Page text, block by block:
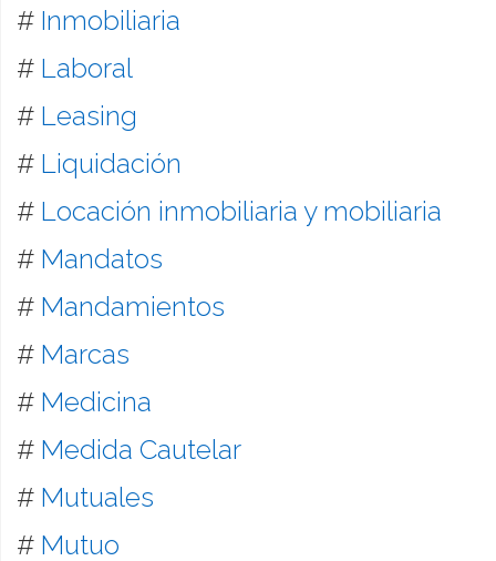
# Inmobiliaria
# Laboral
# Leasing
# Liquidación
# Locación inmobiliaria y mobiliaria
# Mandatos
# Mandamientos
# Marcas
# Medicina
# Medida Cautelar
# Mutuales
# Mutuo